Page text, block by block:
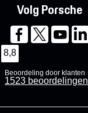
Volg Porsche
8,8
Beoordeling door klanten
1523 beoordelingen